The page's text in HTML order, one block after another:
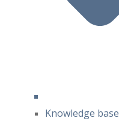
Knowledge base